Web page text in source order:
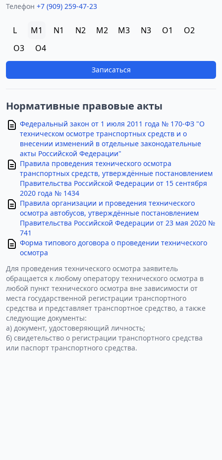
Телефон +7 (909) 259-47-23
L M1 N1 N2 M2 M3 N3 O1
O2
O3
O4
Записаться
Нормативные правовые акты
Федеральный закон от 1 июля 2011 года № 170-ФЗ "О
техническом осмотре транспортных средств и о
внесении изменений в отдельные законодательные
акты Российской Федерации"
Правила проведения технического осмотра
транспортных средств, утверждённые постановлением
Правительства Российской Федерации от 15 сентября
2020 года № 1434
Правила организации и проведения технического
осмотра автобусов, утверждённые постановлением
Правительства Российской Федерации от 23 мая 2020 №
741
Форма типового договора о проведении технического
осмотра
Для проведения технического осмотра заявитель
обращается к любому оператору технического осмотра в
любой пункт технического осмотра вне зависимости от
места государственной регистрации транспортного
средства и представляет транспортное средство, а также
следующие документы:
а) документ, удостоверяющий личность;
б) свидетельство о регистрации транспортного средства
или паспорт транспортного средства.